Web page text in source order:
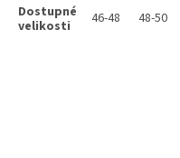
46-48 48-50